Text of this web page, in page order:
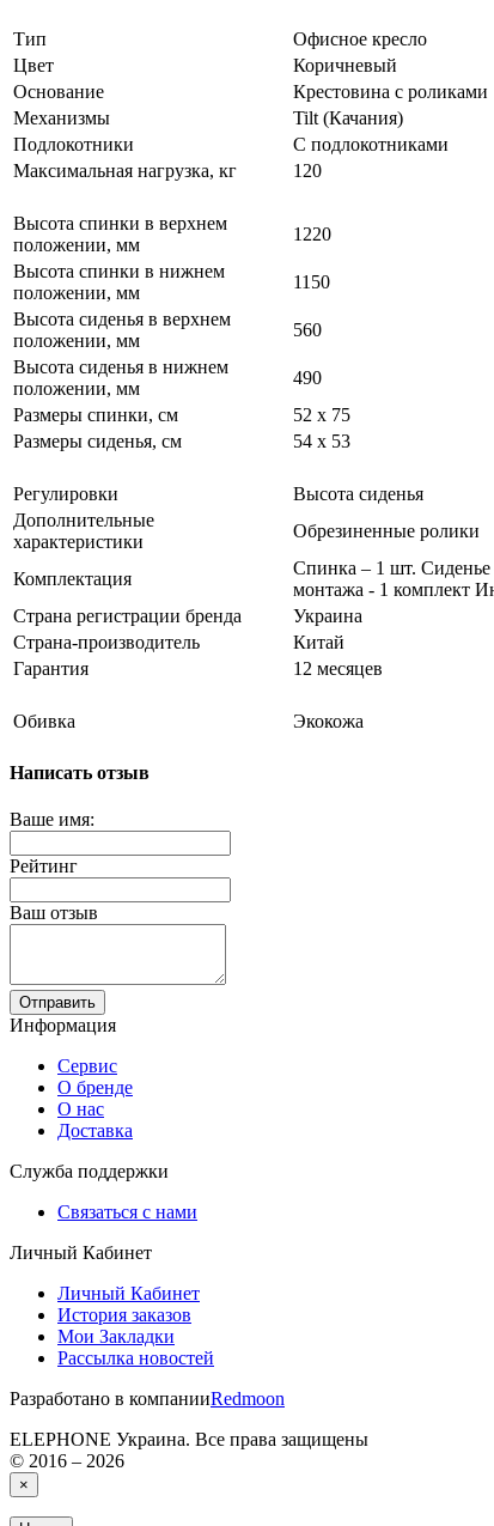
Тип
Офисное кресло
Цвет
Коричневый
Основание
Крестовина с роликами
Механизмы
Tilt (Качания)
Подлокотники
С подлокотниками
Максимальная нагрузка, кг
120
Высота спинки в верхнем
положении, мм
1220
Высота спинки в нижнем
положении, мм
1150
Высота сиденья в верхнем
положении, мм
560
Высота сиденья в нижнем
положении, мм
490
Размеры спинки, см
52 x 75
Размеры сиденья, см
54 x 53
Регулировки
Высота сиденья
Дополнительные
характеристики
Обрезиненные ролики
Комплектация
Спинка – 1 шт.
монтажа - 1 комплект
Страна регистрации бренда
Украина
Страна-производитель
Китай
Гарантия
12 месяцев
Обивка
Экокожа
Написать отзыв
Ваше имя:
Рейтинг
Ваш отзыв
Отправить
Информация
Сервис
О бренде
О нас
Доставка
Служба поддержки
Связаться с нами
Личный Кабинет
Личный Кабинет
История заказов
Мои Закладки
Рассылка новостей
Разработано в компанииRedmoon
ELEPHONE Украина. Все права защищены
© 2016 – 2026
×